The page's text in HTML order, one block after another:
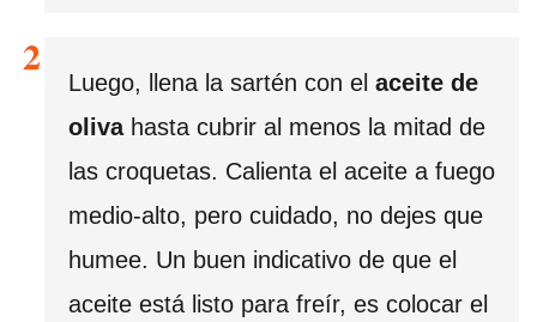
Luego, llena la sartén con el aceite de
olivahasta cubrir al menos la mitad de
las croquetas. Calienta el aceite a fuego
medio-alto, pero cuidado, no dejes que
humee. Un buen indicativo de que el
aceite está listo para freír, es colocar el